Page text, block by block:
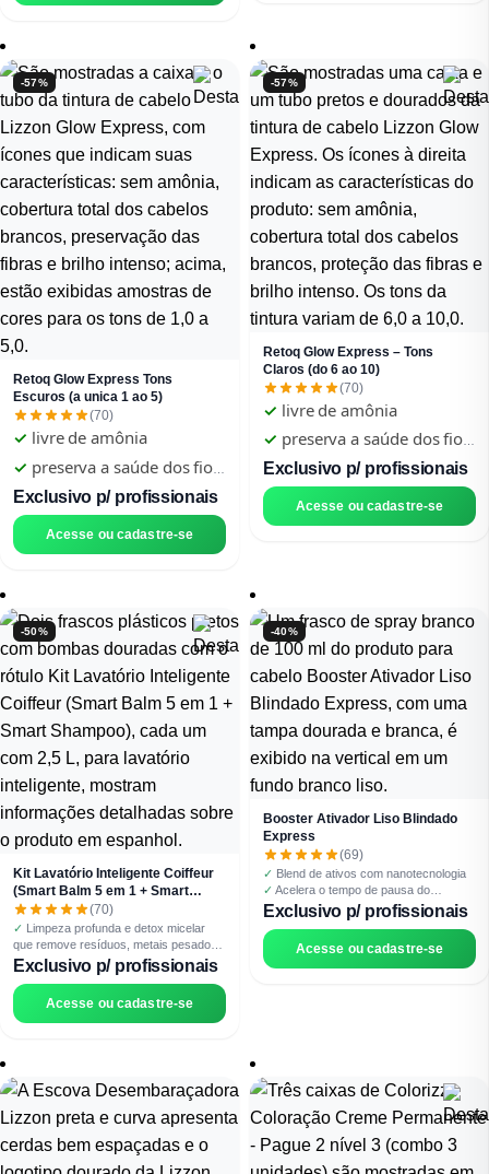
óleos de argan, oliva e macadâmia A
durabilidade e intensidade da cor. Seus
pigmentos permanecem vibrantes por
mais tempo, mantendo fidelidade ao
resultado inicial mesmo após múltiplas
lavagens, garantindo cobertura
uniforme e duradoura. Sua versatilidade
profissional permite infinitas
possibilidades criativas no salão. Com
uma cartela que vai dos tons mais
naturais aos mais intensos e vibrantes,
natural dos fios ou criar novas
tendências e estilos personalizados. A
fórmula foi desenvolvida para cuidar
dos cabelos durante o processo de
tratamento simultaneamente.
Enriquecida com óleo de argan, oliva e
macadâmia, contribui para fios mais
elevando o acabamento final e a
percepção de qualidade do serviço
profissional.
-57%
Retoq Glow Express Tons
Escuros (a unica 1 ao 5)
(70)
✓ livre de amônia
✓ preserva a saúde dos fios
✓revela todos os tons com
1 kit
✓
✓para cabelos brancos
resistentes
✓rende 4 aplicações ou
mais
Exclusivo p/ profissionais
Acesse ou cadastre-se
-57%
Retoq Glow Express – Tons
Claros (do 6 ao 10)
(70)
✓ livre de amônia
✓ preserva a saúde dos fios
✓revela todos os tons com
1 kit
✓
tecnologia inovadora
resistentes
✓rende 4 aplicações ou
mais
✓ação express inteligente
de 1 a 20 minutos
Exclusivo p/ profissionais
Acesse ou cadastre-se
-50%
Kit Lavatório Inteligente Coiffeur
(Smart Balm 5 em 1 + Smart
Shampoo)
(70)
✓ Limpeza profunda e detox micelar
que remove resíduos, metais pesados
e prepara os fios para resultados
✓
limpeza, reconstrução e
condicionamento em um único ritual
mais performance
✓Economia de tempo no atendimento
desembaraçados
✓Alto rendimento e lucratividade: kit
profissional de 5L com preço exclusivo
Exclusivo p/ profissionais
Acesse ou cadastre-se
-40%
Booster Ativador Liso Blindado
Express
(69)
✓ Blend de ativos com nanotecnologia
✓ Acelera o tempo de pausa do
protocolo
Potencializa o efeito do Liso Blindado
✓
duradouro
✓Resultado 100% eficaz em todas as
Exclusivo p/ profissionais
Acesse ou cadastre-se